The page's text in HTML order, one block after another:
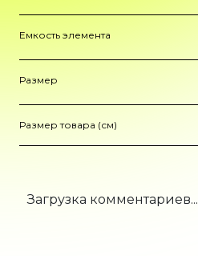
Емкость элемента
Размер
Размер товара (см)
Загрузка комментариев...